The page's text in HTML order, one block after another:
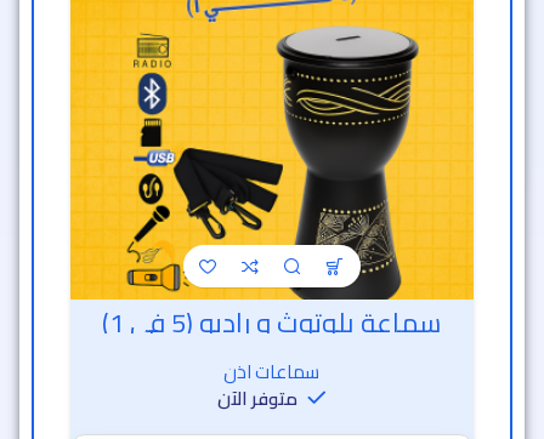
سماعة بلوتوث و راديو (5 في 1)
سماعات اذن
متوفر الآن